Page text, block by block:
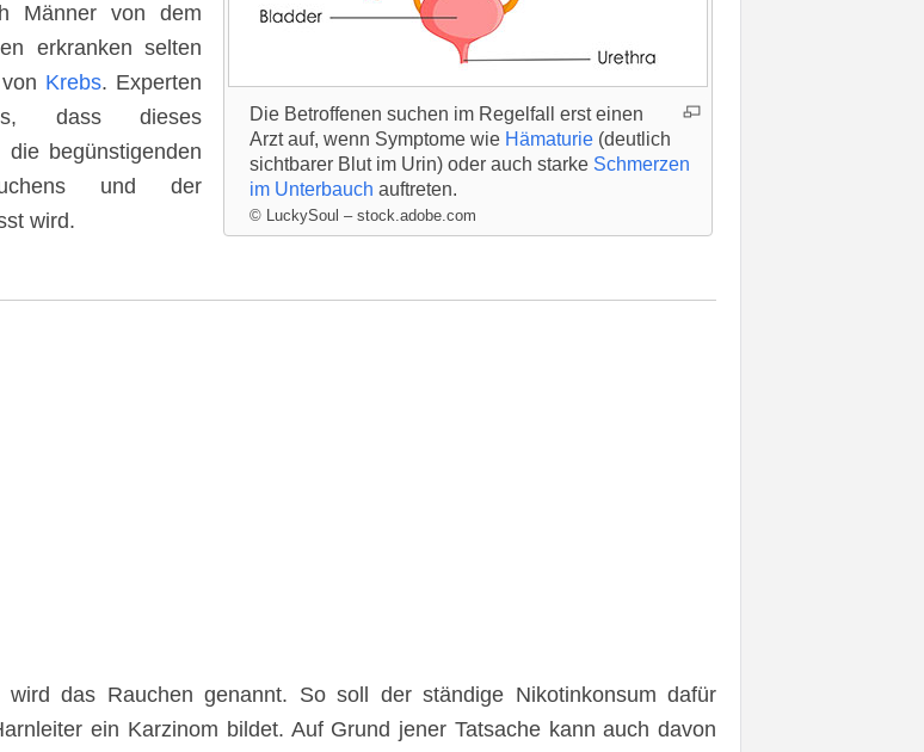
Die Betroffenen suchen im Regelfall erst einen
Arzt auf, wenn Symptome wie Hämaturie (deutlich
sichtbarer Blut im Urin) oder auch starke Schmerzen
im Unterbauch auftreten.
© LuckySoul – stock.adobe.com
Männer von dem
erkranken selten
Krebs. Experten
dass dieses
begünstigenden
und der
wird.
wird das Rauchen genannt. So soll der ständige Nikotinkonsum dafür
ein Karzinom bildet. Auf Grund jener Tatsache kann auch davon